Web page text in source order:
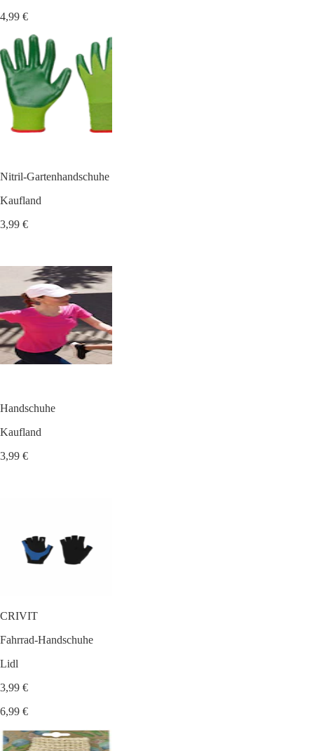
4,99 €
Nitril-Gartenhandschuhe
Kaufland
3,99 €
Handschuhe
Kaufland
3,99 €
CRIVIT
Fahrrad-Handschuhe
Lidl
3,99 €
6,99 €